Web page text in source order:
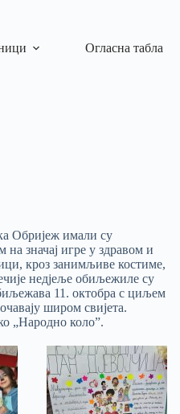
Огласна табла
Обријеж имали су
значај игре у здравом и
кроз занимљиве костиме,
недјеље обиљежиле су
11. октобра с циљем
широм свијета.
„Народно коло”.